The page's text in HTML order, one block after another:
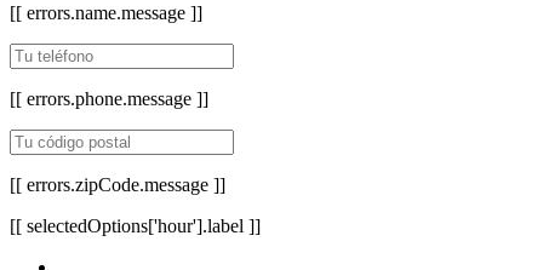
[[ errors.name.message ]]
[[ errors.phone.message ]]
[[ errors.zipCode.message ]]
[[ selectedOptions['hour'].label ]]